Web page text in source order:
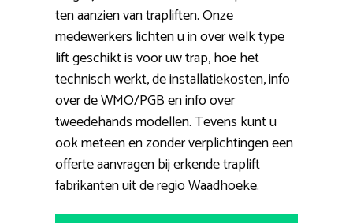
ten aanzien van trapliften. Onze
medewerkers lichten u in over welk type
lift geschikt is voor uw trap, hoe het
technisch werkt, de installatiekosten, info
over de WMO/PGB en info over
tweedehands modellen. Tevens kunt u
ook meteen en zonder verplichtingen een
offerte aanvragen bij erkende traplift
fabrikanten uit de regio Waadhoeke.